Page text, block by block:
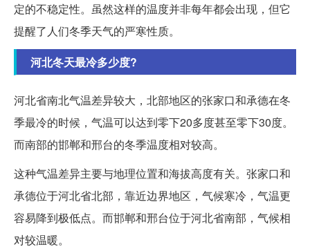
定的不稳定性。虽然这样的温度并非每年都会出现，但它
提醒了人们冬季天气的严寒性质。
河北冬天最冷多少度?
河北省南北气温差异较大，北部地区的张家口和承德在冬
季最冷的时候，气温可以达到零下20多度甚至零下30度。
而南部的邯郸和邢台的冬季温度相对较高。
这种气温差异主要与地理位置和海拔高度有关。张家口和
承德位于河北省北部，靠近边界地区，气候寒冷，气温更
容易降到极低点。而邯郸和邢台位于河北省南部，气候相
对较温暖。